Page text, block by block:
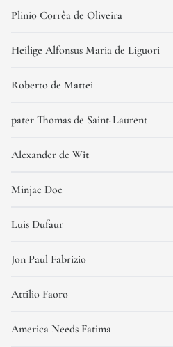
Plinio Corrêa de Oliveira
Heilige Alfonsus Maria de Liguori
Roberto de Mattei
pater Thomas de Saint-Laurent
Alexander de Wit
Minjae Doe
Luis Dufaur
Jon Paul Fabrizio
Attilio Faoro
America Needs Fatima